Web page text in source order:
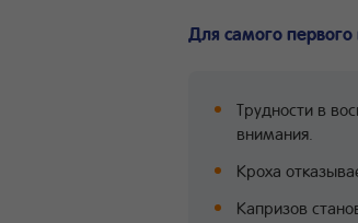
Для самого
Трудности в
внимания.
Кроха
Капризов